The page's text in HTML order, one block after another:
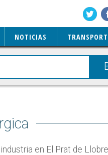
NOTICIAS
en El Prat de